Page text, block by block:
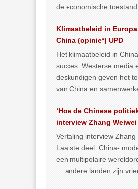
de economische toestand
publiceerden… >> lees
Klimaatbeleid in
China (opinie*) UPD
Het klimaatbeleid in
succes. Westerse media
deskundigen geven het
van China en
… >> lees meer
‘Hoe de Chinese
interview Zhang Weiwei
Vertaling interview Zhang
Laatste deel: China-
een multipolaire
… andere landen zijn